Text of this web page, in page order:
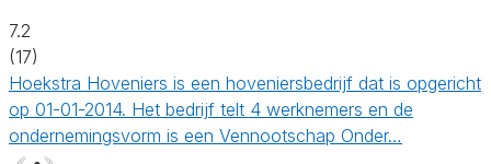
7.2
(17)
Hoekstra Hoveniers is een hoveniersbedrijf dat is opgericht
op 01-01-2014. Het bedrijf telt 4 werknemers en de
ondernemingsvorm is een Vennootschap Onder…